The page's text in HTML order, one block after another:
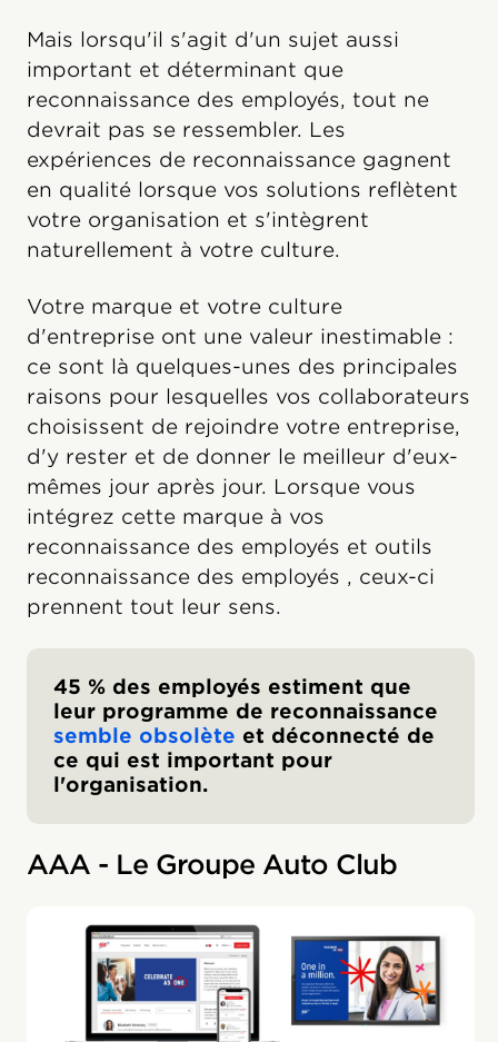
Mais lorsqu'il s'agit d'un sujet aussi
important et déterminant que
reconnaissance des employés, tout ne
devrait pas se ressembler. Les
expériences de reconnaissance gagnent
en qualité lorsque vos solutions reflètent
votre organisation et s'intègrent
naturellement à votre culture.
Votre marque et votre culture
d'entreprise ont une valeur inestimable :
ce sont là quelques-unes des principales
raisons pour lesquelles vos collaborateurs
choisissent de rejoindre votre entreprise,
d'y rester et de donner le meilleur d'eux-
mêmes jour après jour. Lorsque vous
intégrez cette marque à vos
reconnaissance des employés et outils
reconnaissance des employés , ceux-ci
prennent tout leur sens.
45 % des employés estiment que
leur programme de reconnaissance
semble obsolète et déconnecté de
ce qui est important pour
l'organisation.
AAA - Le Groupe Auto Club